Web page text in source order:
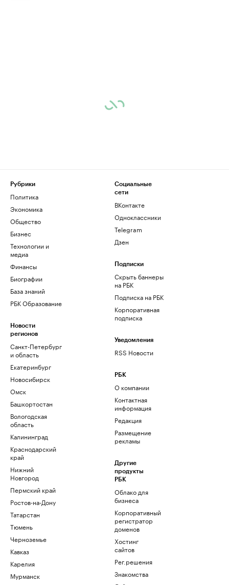
Рубрики
Политика
Экономика
Общество
Бизнес
Технологии и
медиа
Финансы
Биографии
База знаний
РБК Образование
Новости
регионов
Санкт-Петербург
и область
Екатеринбург
Новосибирск
Омск
Башкортостан
Вологодская
область
Калининград
Краснодарский
край
Нижний
Новгород
Пермский край
Ростов-на-Дону
Татарстан
Тюмень
Черноземье
Кавказ
Карелия
Мурманск
Социальные
сети
ВКонтакте
Одноклассники
Telegram
Дзен
Подписки
Скрыть баннеры
на РБК
Подписка на РБК
Корпоративная
подписка
Уведомления
RSS Новости
РБК
О компании
Контактная
информация
Редакция
Размещение
рекламы
Другие
продукты
РБК
Облако для
бизнеса
Корпоративный
регистратор
доменов
Хостинг
сайтов
Рег.решения
Знакомства